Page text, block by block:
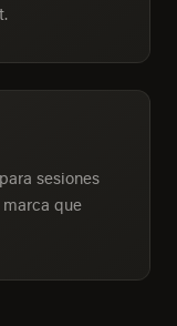
sesiones
que